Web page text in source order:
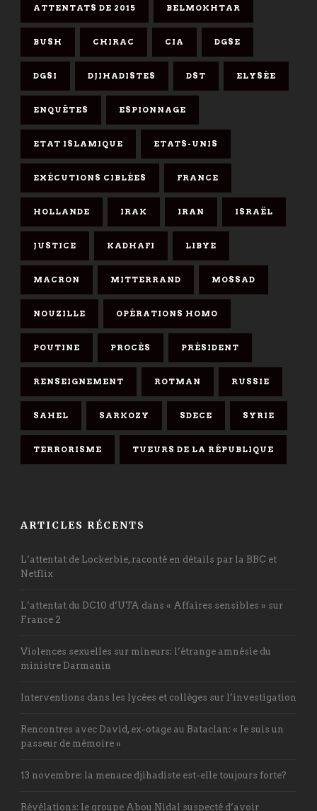
ATTENTATS DE 2015 BELMOKHTAR
BUSH CHIRAC CIA DGSE
DGSI DJIHADISTES DST ELYSÉE
ENQUÊTES ESPIONNAGE
ETAT ISLAMIQUE ETATS-UNIS
EXÉCUTIONS CIBLÉES FRANCE
HOLLANDE IRAK IRAN ISRAËL
JUSTICE KADHAFI LIBYE
MACRON MITTERRAND MOSSAD
NOUZILLE OPÉRATIONS HOMO
POUTINE PROCÈS PRÉSIDENT
RENSEIGNEMENT ROTMAN RUSSIE
SAHEL SARKOZY SDECE SYRIE
TERRORISME TUEURS DE LA RÉPUBLIQUE
ARTICLES RÉCENTS
L’attentat de Lockerbie, raconté en détails par la BBC et
Netflix
L’attentat du DC10 d’UTA dans « Affaires sensibles » sur
France 2
Violences sexuelles sur mineurs: l’étrange amnésie du
ministre Darmanin
Interventions dans les lycées et collèges sur l’investigation
Rencontres avec David, ex-otage au Bataclan: « Je suis un
passeur de mémoire »
13 novembre: la menace djihadiste est-elle toujours forte?
Révélations: le groupe Abou Nidal suspecté d’avoir